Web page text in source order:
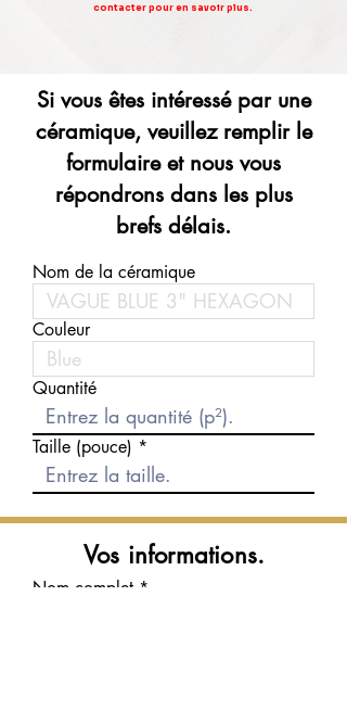
contacter pour en savoir plus.
Si vous êtes intéressé par une
céramique, veuillez remplir le
formulaire et nous vous
répondrons dans les plus
brefs délais.
Nom de la céramique
Couleur
Quantité
Taille (pouce)
Vos informations.
Nom complet